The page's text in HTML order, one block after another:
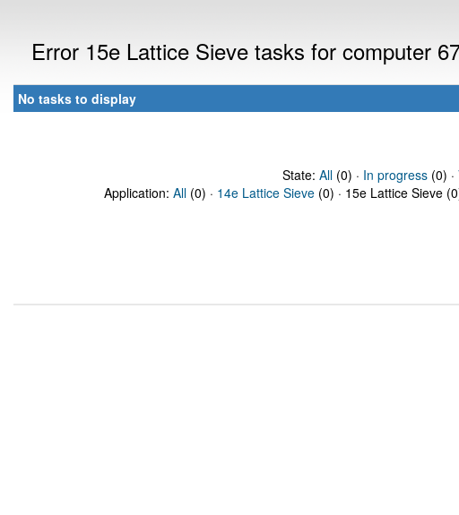
Error 15e Lattice Sieve tasks for computer
No tasks to display
State: All(0) · In progress(0) ·
Application: All (0) · 14e Lattice Sieve (0) · 15e Lattice Sieve